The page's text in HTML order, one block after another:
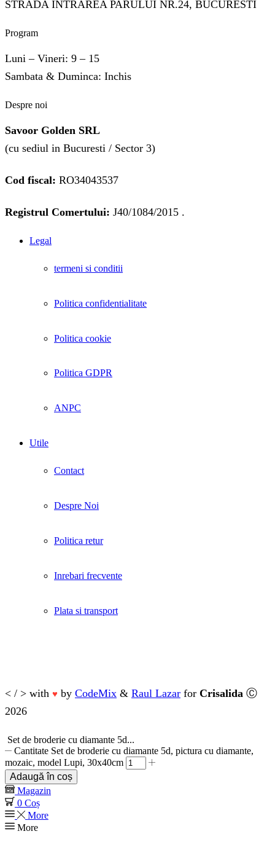
STRADA INTRAREA PARULUI NR.24, BUCURESTI
Program
Luni – Vineri: 9 – 15
Sambata & Duminca: Inchis
Despre noi
Savoor Golden SRL
(cu sediul in Bucuresti / Sector 3)
Cod fiscal: RO34043537
Registrul Comertului: J40/1084/2015 .
Legal
termeni si conditii
Politica confidentialitate
Politica cookie
Politica GDPR
ANPC
Utile
Contact
Despre Noi
Politica retur
Inrebari frecvente
Plata si transport
< / > with ♥ by CodeMix & Raul Lazar for Crisalida Ⓒ
2026
Set de broderie cu diamante 5d...
Cantitate Set de broderie cu diamante 5d, pictura cu diamante,
mozaic, model Lupi, 30x40cm
Adaugă în coș
Magazin
0 Coș
More
More